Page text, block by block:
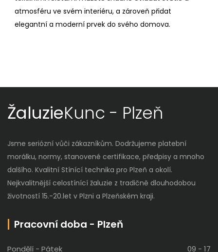
atmosféru ve svém interiéru, a zároveň přidat
elegantní a moderní prvek do svého domova.
ŽaluzieKunc - Plzeň
Jsme seriózní vůči zákazníkům. Dodržujeme platební
morálku, normy, stanovené certifikace, předpisy a mnoho
dalšího. Kvalitní Stínící technika pro Plzeň a okolí.
Nejkvalitnější celostínící žaluzie z tradičně dlouhodobou
životností 15.-20.let v Plzni a Plzeňském kraji.
Pracovní doba - Plzeň
Pondělí - Pátek 09 - 17